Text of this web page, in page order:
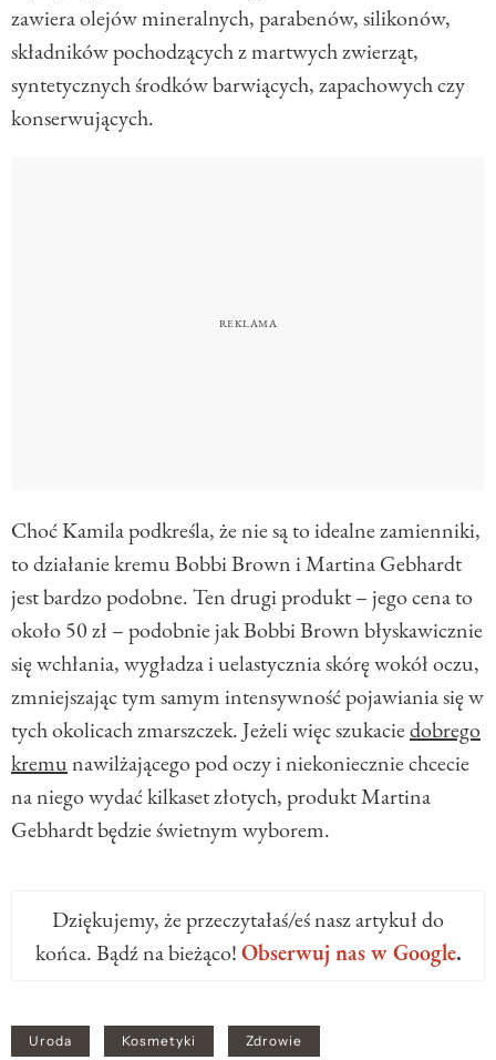
zawiera olejów mineralnych, parabenów, silikonów,
składników pochodzących z martwych zwierząt,
syntetycznych środków barwiących, zapachowych czy
konserwujących.
Choć Kamila podkreśla, że nie są to idealne zamienniki,
to działanie kremu Bobbi Brown iMartina Gebhardt
jest bardzo podobne. Ten drugi produkt – jego cena to
około 50 zł – podobnie jak Bobbi Brown błyskawicznie
się wchłania, wygładza i uelastycznia skórę wokół oczu,
zmniejszając tym samym intensywność pojawiania się w
tych okolicach zmarszczek.Jeżeli więc szukaciedobrego
kremunawilżającego pod oczy i niekoniecznie chcecie
na niego wydać kilkaset złotych, produktMartina
Gebhardtbędzie świetnym wyborem.
Dziękujemy, że przeczytałaś/eś nasz artykuł do
końca. Bądź na bieżąco!Obserwuj nas w Google.
Uroda Kosmetyki Zdrowie